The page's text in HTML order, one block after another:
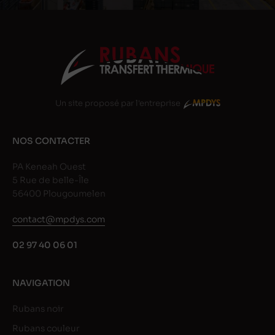
Un site proposé par l'entreprise
NOS CONTACTER
PA Keneah Ouest
5 Rue de belle-Île
56400 Plougoumelen
contact@mpdys.com
02 97 40 06 01
NAVIGATION
Rubans noir
Rubans couleur